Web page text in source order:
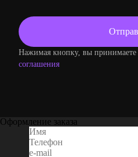
Нажимая кнопку, вы принимаете
соглашения
Оформление заказа